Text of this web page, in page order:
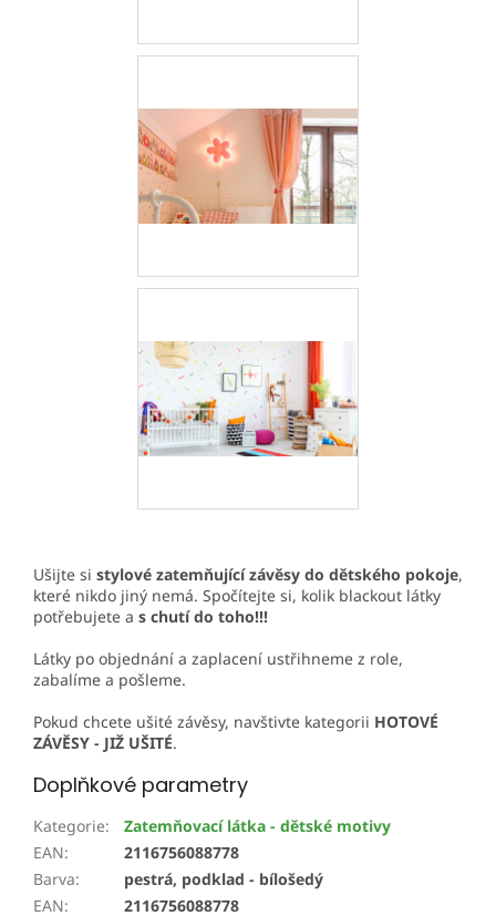
Ušijte si stylové zatemňující závěsy do dětského pokoje,
které nikdo jiný nemá. Spočítejte si, kolik blackout látky
potřebujete a s chutí do toho!!!
Látky po objednání a zaplacení ustřihneme z role,
zabalíme a pošleme.
Pokud chcete ušité závěsy, navštivte kategorii HOTOVÉ
ZÁVĚSY - JIŽ UŠITÉ.
Doplňkové parametry
Kategorie:
Zatemňovací látka - dětské motivy
EAN:
2116756088778
Barva:
pestrá, podklad - bílošedý
EAN:
2116756088778